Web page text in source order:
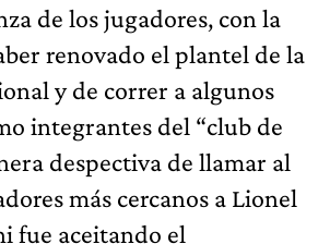
de los jugadores, con la
renovado el plantel de la
y de correr a algunos
integrantes del “club de
despectiva de llamar al
más cercanos a Lionel
fue aceitando el